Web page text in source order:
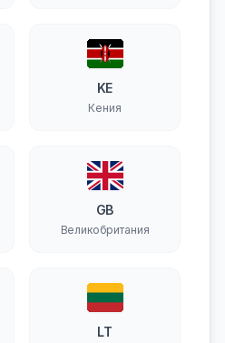
KE
Кения
GB
Великобритания
LT